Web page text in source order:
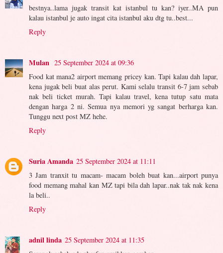
bestnya..lama jugak transit kat istanbul tu kan? iyer..MA pun
kalau istanbul je auto ingat cita istanbul aku dtg tu..best...
Reply
Mulan 25 September 2024 at 09:36
Food kat mana2 airport memang pricey kan. Tapi kalau dah lapar,
kena jugak beli buat alas perut. Kami selalu transit 6-7 jam sebab
nak beli ticket murah. Tapi kalau travel, kena tutup satu mata
dengan harga 2 ni. Semua nya memori yg sangat berharga kan.
Tunggu next post MZ hehe.
Reply
Suria Amanda 25 September 2024 at 11:11
3 Jam tranxit tu macam- macam boleh buat kan...airport punya
food memang mahal kan MZ tapi bila dah lapar..nak tak nak kena
la beli..
Reply
adnil linda 25 September 2024 at 11:35